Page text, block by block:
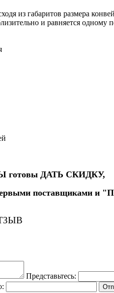
из габаритов размера
и равняется одному
готовы ДАТЬ СКИДКУ,
поставщиками и
Представьтесь: